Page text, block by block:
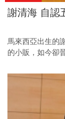
謝清海 自認
馬來西亞出生的
的小販，如今卻
一絲折扣的拚命